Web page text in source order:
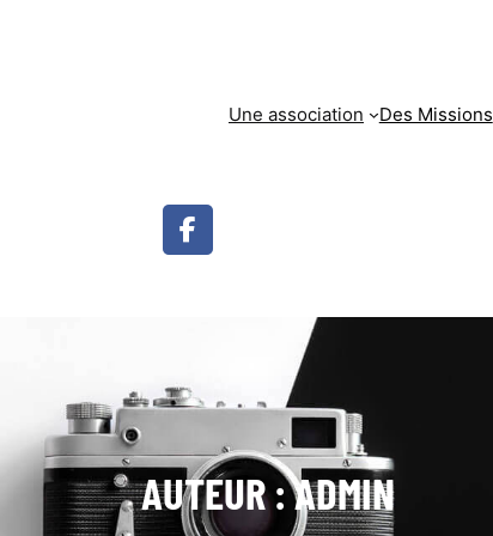
Une association Des Missions
AUTEUR :ADMIN